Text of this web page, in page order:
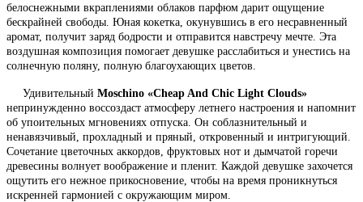
белоснежными вкраплениями облаков парфюм дарит ощущение
бескрайней свободы. Юная кокетка, окунувшись в его несравненный
аромат, получит заряд бодрости и отправится навстречу мечте. Эта
воздушная композиция помогает девушке расслабиться и унестись на
солнечную поляну, полную благоухающих цветов.
Удивительный Moschino «Cheap And Chic Light Clouds»
непринужденно воссоздаст атмосферу летнего настроения и напомнит
об упоительных мгновениях отпуска. Он соблазнительный и
ненавязчивый, прохладный и пряный, откровенный и интригующий.
Сочетание цветочных аккордов, фруктовых нот и дымчатой горечи
древесины волнует воображение и пленит. Каждой девушке захочется
ощутить его нежное прикосновение, чтобы на время проникнуться
искренней гармонией с окружающим миром.